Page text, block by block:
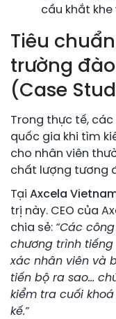
cầu khắt khe
Tiêu
trường
(Case
Trong thực tế,
quốc gia khi tìm
cho nhân viên
chất lượng tương
Tại Axcela
trị này. CEO của
chia sẻ: “Các
chương trình
xác nhân viên và
tiến bộ ra sao…
kiểm tra cuối
kế.”